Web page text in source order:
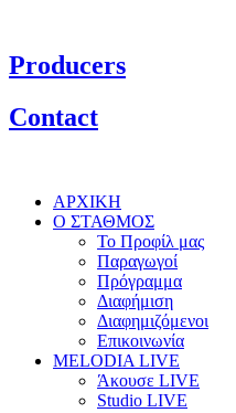
Producers
Contact
ΑΡΧΙΚΗ
Ο ΣΤΑΘΜΟΣ
Το Προφίλ μας
Παραγωγοί
Πρόγραμμα
Διαφήμιση
Διαφημιζόμενοι
Επικοινωνία
MELODIA LIVE
Άκουσε LIVE
Studio LIVE